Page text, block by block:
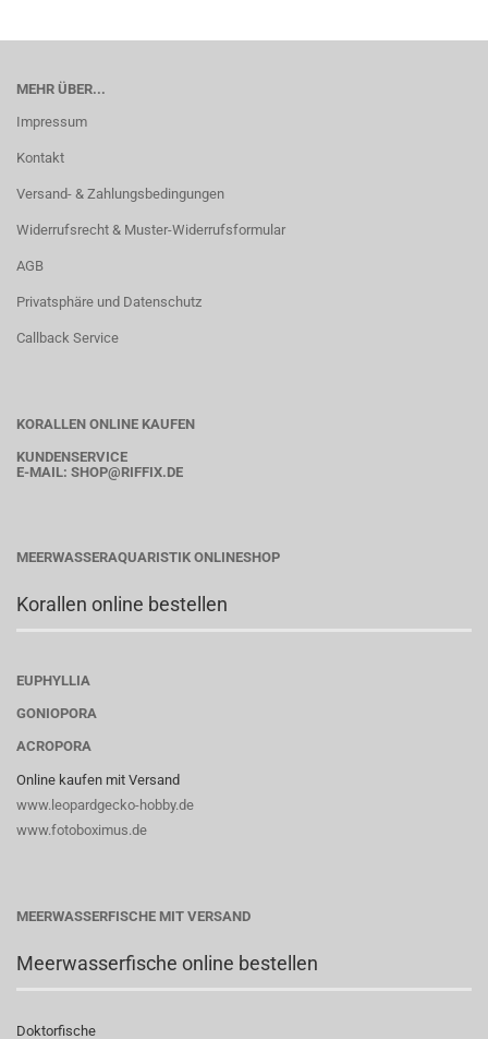
MEHR ÜBER...
Impressum
Kontakt
Versand- & Zahlungsbedingungen
Widerrufsrecht & Muster-Widerrufsformular
AGB
Privatsphäre und Datenschutz
Callback Service
KORALLEN ONLINE KAUFEN
KUNDENSERVICE
E-MAIL: SHOP@RIFFIX.DE
MEERWASSERAQUARISTIK ONLINESHOP
Korallen online bestellen
EUPHYLLIA
GONIOPORA
ACROPORA
Online kaufen mit Versand
www.leopardgecko-hobby.de
www.fotoboximus.de
MEERWASSERFISCHE MIT VERSAND
Meerwasserfische online bestellen
Doktorfische